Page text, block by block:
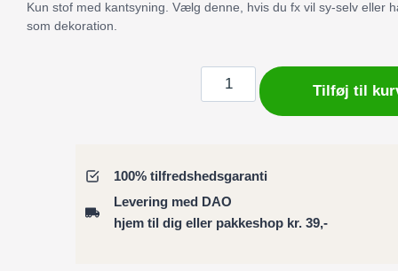
Kun stof med kantsyning. Vælg denne, hvis du fx vil sy-selv eller
som dekoration.
Badeforhæng
/
Bruseforhæng
fugledesign
antal
Tilføj til
100% tilfredshedsgaranti
Levering med DAO
hjem til dig eller pakkeshop kr. 39,-